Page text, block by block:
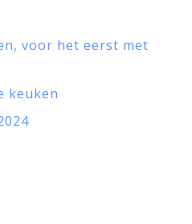
voor het eerst met
keuken